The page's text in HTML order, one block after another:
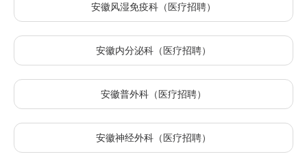
安徽风湿免疫科（医疗招聘）
安徽内分泌科（医疗招聘）
安徽普外科（医疗招聘）
安徽神经外科（医疗招聘）